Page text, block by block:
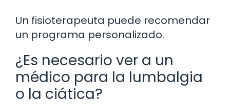
Un fisioterapeuta puede recomendar
un programa personalizado.
¿Es necesario ver a un
médico para la lumbalgia
o la ciática?